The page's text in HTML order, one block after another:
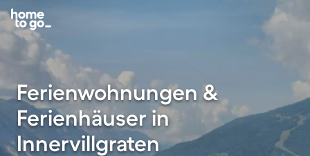
Ferienwohnungen &
Ferienhäuser in
Innervillgraten